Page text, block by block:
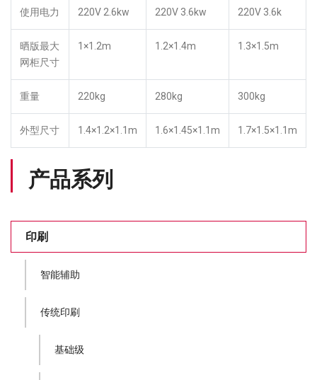
使用电力 220V 2.6kw 220V 3.6kw 220V 3.6k
晒版最大
网柜尺寸
1×1.2m 1.2×1.4m 1.3×1.5m
重量 220kg 280kg 300kg
外型尺寸 1.4×1.2×1.1m 1.6×1.45×1.1m 1.7×1.5×1.1m
产品系列
印刷
智能辅助
传统印刷
基础级